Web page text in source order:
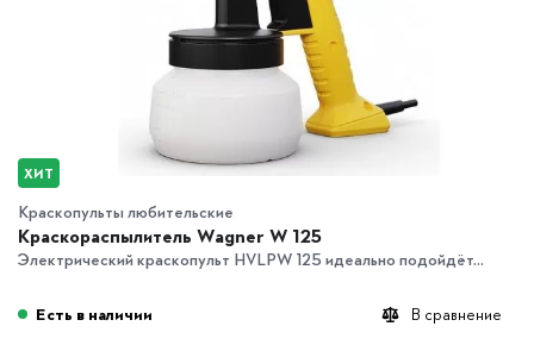
ХИТ
Краскопульты любительские
Краскораспылитель Wagner W 125
Электрический краскопульт HVLPW 125 идеально подойдёт...
В сравнение
Есть в наличии